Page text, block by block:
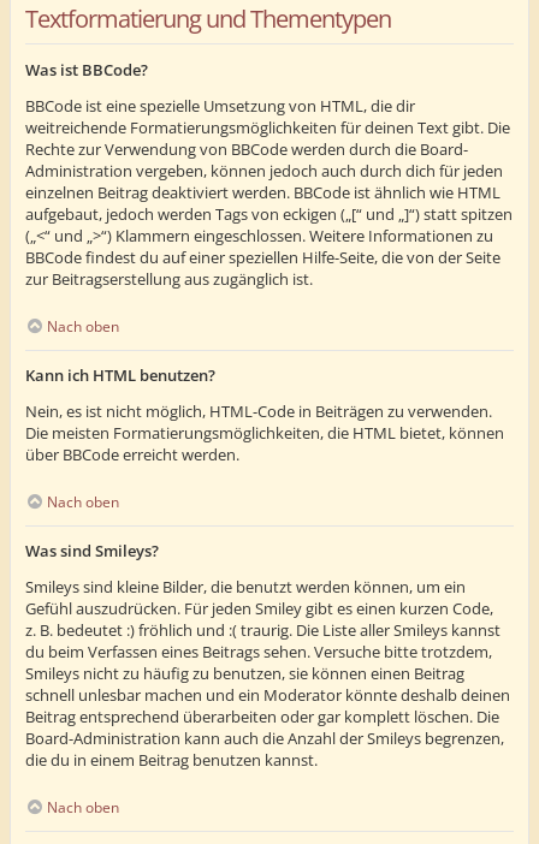
Textformatierung und Thementypen
Was ist BBCode?
BBCode ist eine spezielle Umsetzung von HTML, die dir
weitreichende Formatierungsmöglichkeiten für deinen Text gibt. Die
Rechte zur Verwendung von BBCode werden durch die Board-
Administration vergeben, können jedoch auch durch dich für jeden
einzelnen Beitrag deaktiviert werden. BBCode ist ähnlich wie HTML
aufgebaut, jedoch werden Tags von eckigen („[“ und „]“) statt spitzen
(„<“ und „>“) Klammern eingeschlossen. Weitere Informationen zu
BBCode findest du auf einer speziellen Hilfe-Seite, die von der Seite
zur Beitragserstellung aus zugänglich ist.
Nach oben
Kann ich HTML benutzen?
Nein, es ist nicht möglich, HTML-Code in Beiträgen zu verwenden.
Die meisten Formatierungsmöglichkeiten, die HTML bietet, können
über BBCode erreicht werden.
Nach oben
Was sind Smileys?
Smileys sind kleine Bilder, die benutzt werden können, um ein
Gefühl auszudrücken. Für jeden Smiley gibt es einen kurzen Code,
z. B. bedeutet :) fröhlich und :( traurig. Die Liste aller Smileys kannst
du beim Verfassen eines Beitrags sehen. Versuche bitte trotzdem,
Smileys nicht zu häufig zu benutzen, sie können einen Beitrag
schnell unlesbar machen und ein Moderator könnte deshalb deinen
Beitrag entsprechend überarbeiten oder gar komplett löschen. Die
Board-Administration kann auch die Anzahl der Smileys begrenzen,
die du in einem Beitrag benutzen kannst.
Nach oben